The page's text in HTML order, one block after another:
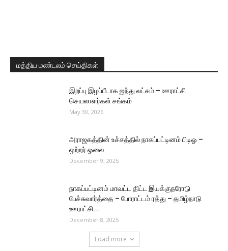
மத்திய மண்டலம் செய்திகள்
இறப்பு இழப்பீடாக ஐந்து லட்சம் – ஊராட்சி
செயலாளர்கள் சங்கம்
May 30, 2026
அராஜகத்தின் உச்சத்தில் நாகப்பட்டினம் பிடிஓ –
ஒற்றர் ஓலை
December 9, 2025
நாகப்பட்டினம் மாவட்ட திட்ட இயக்குநரோடு
பேச்சுவார்த்தை – போராட்டம் ரத்து – தமிழ்நாடு
ஊராட்சி...
December 8, 2025
Load more